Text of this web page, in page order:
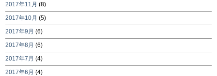
2017年11月 (8)
2017年10月 (5)
2017年9月 (6)
2017年8月 (6)
2017年7月 (4)
2017年6月 (4)